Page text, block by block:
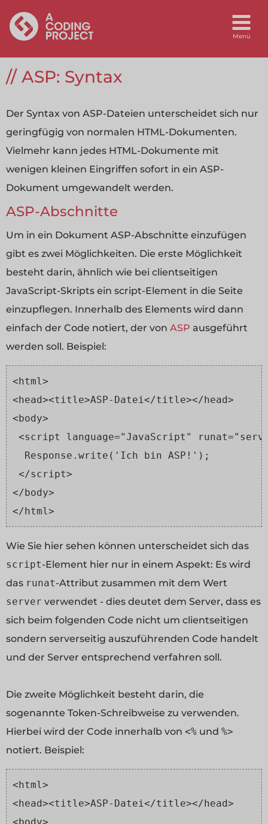
ASP: Syntax
Der Syntax von ASP-Dateien unterscheidet sich nur
geringfügig von normalen HTML-Dokumenten.
Vielmehr kann jedes HTML-Dokumente mit
wenigen kleinen Eingriffen sofort in ein ASP-
Dokument umgewandelt werden.
ASP-Abschnitte
Um in ein Dokument ASP-Abschnitte einzufügen
gibt es zwei Möglichkeiten. Die erste Möglichkeit
besteht darin, ähnlich wie bei clientseitigen
JavaScript-Skripts ein script-Element in die Seite
einzupflegen. Innerhalb des Elements wird dann
einfach der Code notiert, der von ASP ausgeführt
werden soll. Beispiel:
<html>
<head><title>ASP-Datei</title></head>
<body>
<script language="JavaScript"
Response.write('Ich bin ASP!');
</script>
</body>
</html>
Wie Sie hier sehen können unterscheidet sich das
script-Element hier nur in einem Aspekt: Es wird
das runat-Attribut zusammen mit dem Wert
server verwendet - dies deutet dem Server, dass es
sich beim folgenden Code nicht um clientseitigen
sondern serverseitig auszuführenden Code handelt
und der Server entsprechend verfahren soll.
Die zweite Möglichkeit besteht darin, die
sogenannte Token-Schreibweise zu verwenden.
Hierbei wird der Code innerhalb von <% und %>
notiert. Beispiel:
<html>
<head><title>ASP-Datei</title></head>